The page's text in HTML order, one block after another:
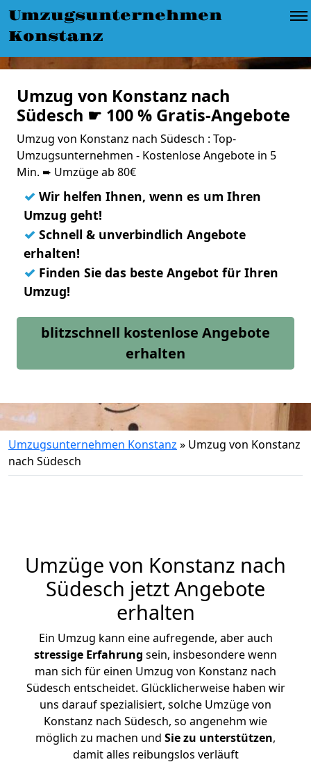
Umzugsunternehmen
Konstanz
Umzug von Konstanz nach
Südesch ☛ 100 % Gratis-Angebote
Umzug von Konstanz nach Südesch : Top-
Umzugsunternehmen - Kostenlose Angebote in 5
Min. ➨ Umzüge ab 80€
✓ Wir helfen Ihnen, wenn es um Ihren
Umzug geht!
✓ Schnell & unverbindlich Angebote
erhalten!
✓ Finden Sie das beste Angebot für Ihren
Umzug!
blitzschnell kostenlose Angebote
erhalten
Umzugsunternehmen Konstanz » Umzug von Konstanz
nach Südesch
Umzüge von Konstanz nach
Südesch jetzt Angebote
erhalten
Ein Umzug kann eine aufregende, aber auch
stressige Erfahrung sein, insbesondere wenn
man sich für einen Umzug von Konstanz nach
Südesch entscheidet. Glücklicherweise haben wir
uns darauf spezialisiert, solche Umzüge von
Konstanz nach Südesch, so angenehm wie
möglich zu machen und Sie zu unterstützen,
damit alles reibungslos verläuft